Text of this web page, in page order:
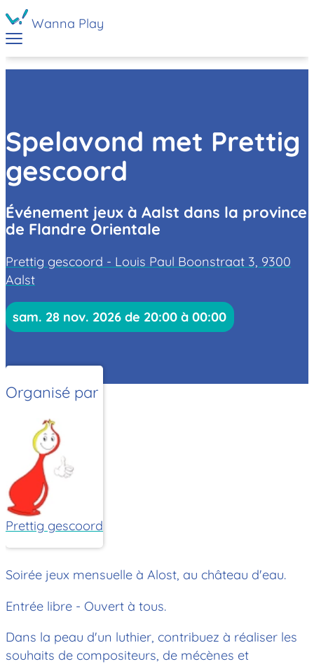
Wanna Play
Spelavond met Prettig
gescoord
Événement jeux à Aalst dans la province
de Flandre Orientale
Prettig gescoord - Louis Paul Boonstraat 3, 9300
Aalst
sam. 28 nov. 2026 de 20:00 à 00:00
Organisé par
Prettig gescoord
Soirée jeux mensuelle à Alost, au château d'eau.
Entrée libre - Ouvert à tous.
Dans la peau d'un luthier, contribuez à réaliser les
souhaits de compositeurs, de mécènes et